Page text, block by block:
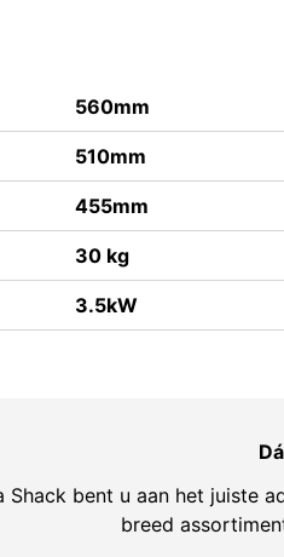
560mm
510mm
455mm
30 kg
3.5kW
Shack bent u aan het juiste
breed